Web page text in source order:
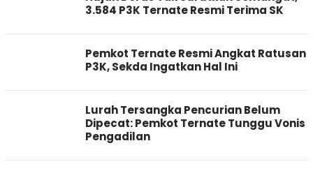
3.584 P3K Ternate Resmi Terima SK
Pemkot Ternate Resmi Angkat Ratusan
P3K, Sekda Ingatkan Hal Ini
Lurah Tersangka Pencurian Belum
Dipecat: Pemkot Ternate Tunggu Vonis
Pengadilan